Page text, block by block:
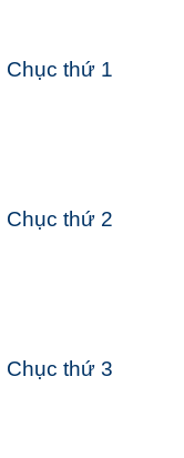
Chục thứ 1
Chục thứ 2
Chục thứ 3